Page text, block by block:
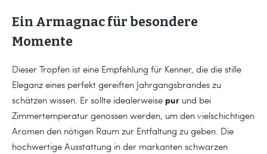
Ein Armagnac für besondere
Momente
Dieser Tropfen ist eine Empfehlung für Kenner, die die stille
Eleganz eines perfekt gereiften Jahrgangsbrandes zu
schätzen wissen. Er sollte idealerweise pur und bei
Zimmertemperatur genossen werden, um den vielschichtigen
Aromen den nötigen Raum zur Entfaltung zu geben. Die
hochwertige Ausstattung in der markanten schwarzen